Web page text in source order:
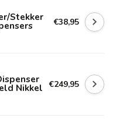
Stekker €38,95
Nikkel €249,95